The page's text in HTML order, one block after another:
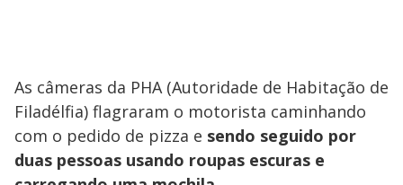
As câmeras da PHA (Autoridade de Habitação de
Filadélfia) flagraram o motorista caminhando
com o pedido de pizza e sendo seguido por
duas pessoas usando roupas escuras e